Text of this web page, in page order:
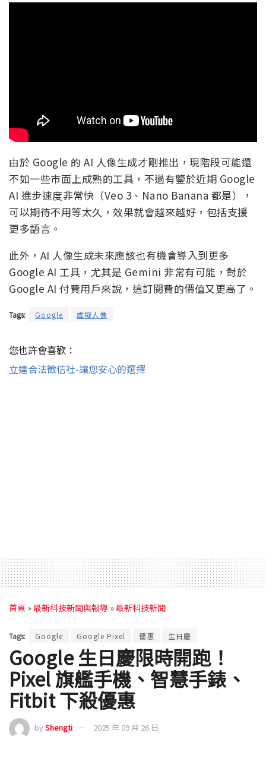
由於 Google 的 AI 人像生成才剛推出，現階段可能還
不如一些市面上成熟的工具，不過有鑒於近期 Google
AI 進步速度非常快（Veo 3、Nano Banana 都是），
可以期待不用等太久，效果就會越來越好，包括支援
更多語言。
此外，AI 人像生成未來應該也有機會導入到更多
Google AI 工具，尤其是 Gemini 非常有可能，對於
Google AI 付費用戶來說，這訂閱費的價值又更高了。
Tags: Google 虛擬人像
您也許會喜歡：
立達合法徵信社-讓您安心的選擇
首頁 »最新科技新聞與報導 »最新科技新聞
Tags: Google Google Pixel 優惠 生日慶
Google 生日慶限時開跑！
Pixel 旗艦手機、智慧手錶、
Fitbit 下殺優惠
byShengti 2025 年 09 月 26 日